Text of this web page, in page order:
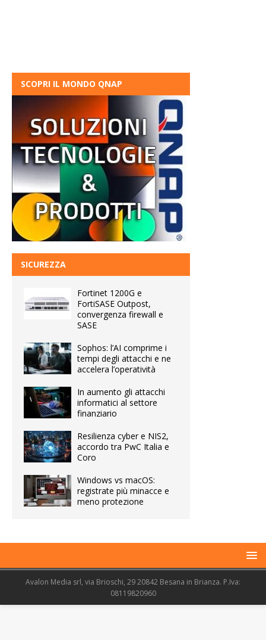
SCOPRI IL MONDO QNAP
SICUREZZA
Fortinet 1200G e
FortiSASE Outpost,
convergenza firewall e
SASE
Sophos: l’AI comprime i
tempi degli attacchi e ne
accelera l’operatività
In aumento gli attacchi
informatici al settore
finanziario
Resilienza cyber e NIS2,
accordo tra PwC Italia e
Coro
Windows vs macOS:
registrate più minacce e
meno protezione
Avalon Media srl, via Brioschi, 29 20842 Besana in Brianza. P.Iva:
08119820960